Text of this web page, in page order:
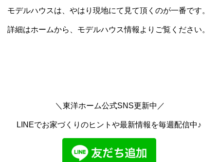
モデルハウスは、やはり現地にて見て頂くのが一番です。
詳細はホームから、モデルハウス情報よりご覧ください。
＼東洋ホーム公式SNS更新中／
LINEでお家づくりのヒントや最新情報を毎週配信中♪